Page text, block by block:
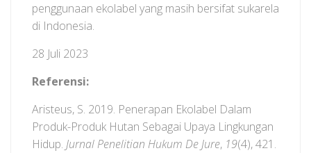
penggunaan ekolabel yang masih bersifat sukarela
di Indonesia.
28 Juli 2023
Referensi:
Aristeus, S. 2019. Penerapan Ekolabel Dalam
Produk-Produk Hutan Sebagai Upaya Lingkungan
Hidup. Jurnal Penelitian Hukum De Jure, 19(4), 421.